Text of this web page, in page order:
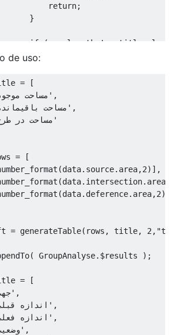
return;
}
if ( length !== titles
valid
}
valid
console
var $tr = $("<tr>");
titles
.forEach( function ( title
$
$tr
.appendTo($tbody);
rowsData
.forEach(function ( row
row
$
});
$tr
. appendTo
});
de uso:
=
[
'مساحت موجود' ,
'مساحت باقیمانده' ,
'مساحت در طرح'
=
[
(data. source. area,2)],
(data. intersection. area
(data. deference. area,2)]
= generateTable( rows , title, 2 ,
( GroupAnalyse. $results );
=
[
'جهت' ,
'اندازه قبلی' ,
'اندازه فعلی' ,
'وضعیت' ,